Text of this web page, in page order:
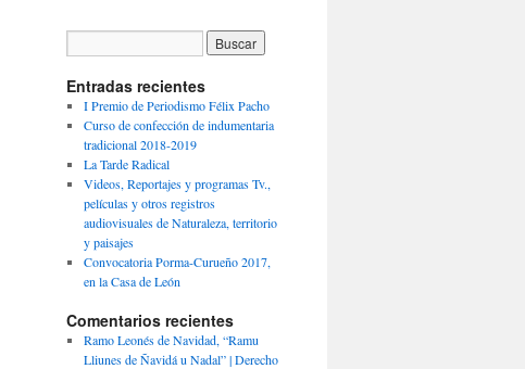
Entradas recientes
I Premio de Periodismo Félix Pacho
Curso de confección de indumentaria
tradicional 2018-2019
La Tarde Radical
Videos, Reportajes y programas Tv.,
películas y otros registros
audiovisuales de Naturaleza, territorio
y paisajes
Convocatoria Porma-Curueño 2017,
en la Casa de León
Comentarios recientes
Ramo Leonés de Navidad, “Ramu
Lliunes de Ñavidá u Nadal” | Derecho